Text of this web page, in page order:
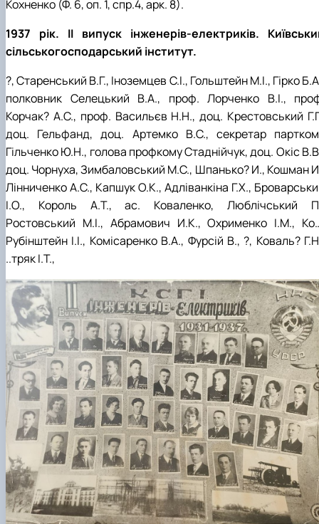
Кохненко (Ф. 6, оп. 1, спр.4, арк. 8).
1937 рік. ІІ випуск інженерів-електриків.
сільськогосподарський інститут.
?, Старенський В.Г., Іноземцев С.І., Гольштейн М.І., Гірко
полковник Селецький В.А., проф. Лорченко В.І.,
Корчак? А.С., проф. Васильєв Н.Н., доц. Крестовський
доц. Гельфанд, доц. Артемко В.С., секретар
Гільченко Ю.Н., голова профкому Стаднійчук, доц. Окіс
доц. Чорнуха, Зимбаловський М.С., Шпанько? И., Кошман
Лінниченко А.С., Капшук О.К., Адліванкіна Г.Х.,
І.О., Король А.Т., ас. Коваленко, Люблічський
Ростовський М.І., Абрамович И.К., Охрименко І.М.,
Рубінштейн І.І., Комісаренко В.А., Фурсій В., ?, Коваль?
..тряк І.Т.,